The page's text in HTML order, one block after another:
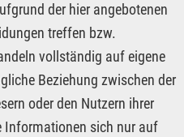
der hier angebotenen
treffen bzw.
vollständig auf eigene
Beziehung zwischen der
oder den Nutzern ihrer
Informationen sich nur auf